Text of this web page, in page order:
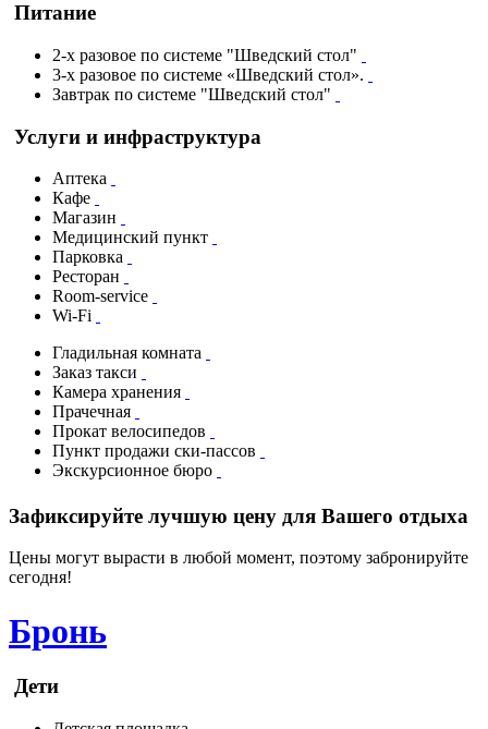
Питание
2-х разовое по системе "Шведский стол"
3-х разовое по системе «Шведский стол».
Завтрак по системе "Шведский стол"
Услуги и инфраструктура
Аптека
Кафе
Магазин
Медицинский пункт
Парковка
Ресторан
Room-service
Wi-Fi
Гладильная комната
Заказ такси
Камера хранения
Прачечная
Прокат велосипедов
Пункт продажи ски-пассов
Экскурсионное бюро
Зафиксируйте лучшую цену для Вашего отдыха
Цены могут вырасти в любой момент, поэтому забронируйте
сегодня!
Бронь
Дети